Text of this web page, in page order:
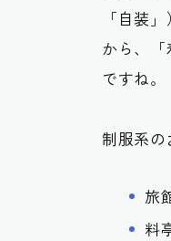
「自装
から、
ですね。
制服系
旅
料